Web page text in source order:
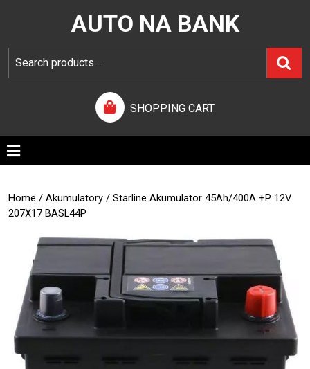
AUTO NA BANK
SHOPPING CART
Home / Akumulatory / Starline Akumulator 45Ah/400A +P 12V
207X17 BASL44P